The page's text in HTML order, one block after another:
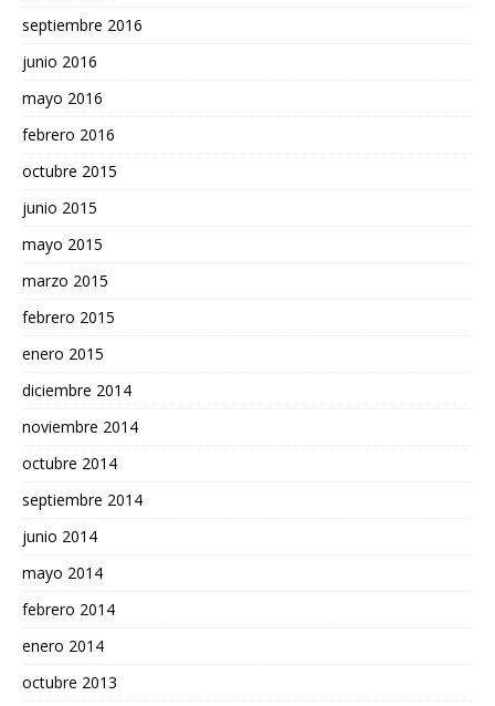
septiembre 2016
junio 2016
mayo 2016
febrero 2016
octubre 2015
junio 2015
mayo 2015
marzo 2015
febrero 2015
enero 2015
diciembre 2014
noviembre 2014
octubre 2014
septiembre 2014
junio 2014
mayo 2014
febrero 2014
enero 2014
octubre 2013